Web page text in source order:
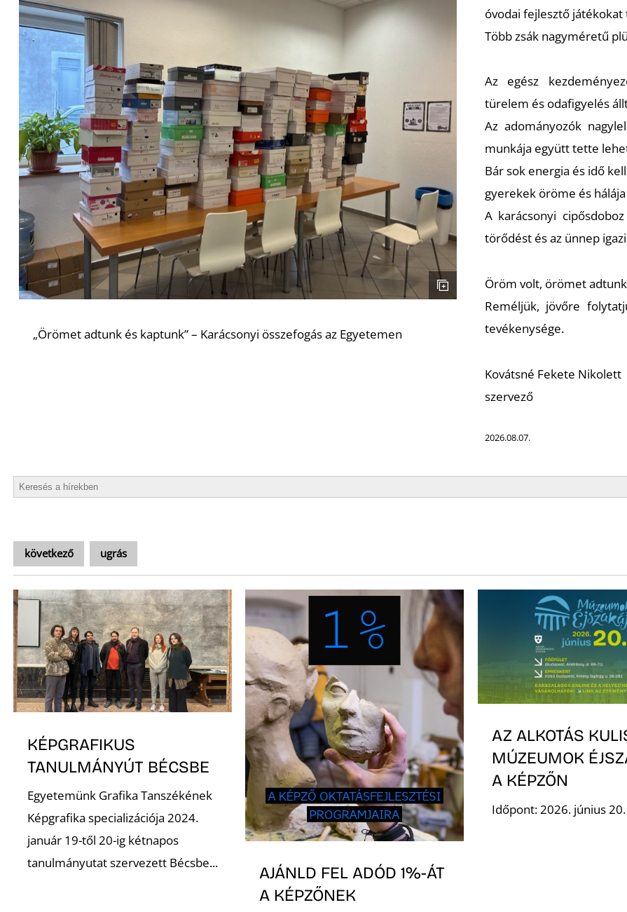
„Örömet adtunk és kaptunk” – Karácsonyi összefogás az Egyetemen
óvodai fejlesztő
Több zsák nagyméretű
Az egész
türelem és odafigyelés
Az adományozók
munkája együtt tette
Bár sok energia és idő
gyerekek öröme és
A karácsonyi
törődést és az ünnep
Öröm volt, örömet
Reméljük, jövőre
tevékenysége.
Kovátsné Fekete Nikolett
szervező
2026.08.07.
következő ugrás
KÉPGRAFIKUS
TANULMÁNYÚT BÉCSBE
Egyetemünk Grafika Tanszékének
Képgrafika specializációja 2024.
január 19-től 20-ig kétnapos
tanulmányutat szervezett Bécsbe...
AJÁNLD FEL ADÓD 1%-ÁT
A KÉPZŐNEK
AZ ALKOTÁS
MÚZEUMOK
A KÉPZŐN
Időpont: 2026. június